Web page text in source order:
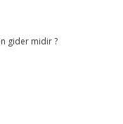
gider midir ?